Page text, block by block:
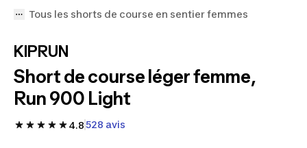
Tous les shorts de course en sentier femmes
KIPRUN
Short de course léger femme,
Run 900 Light
4.8528 avis